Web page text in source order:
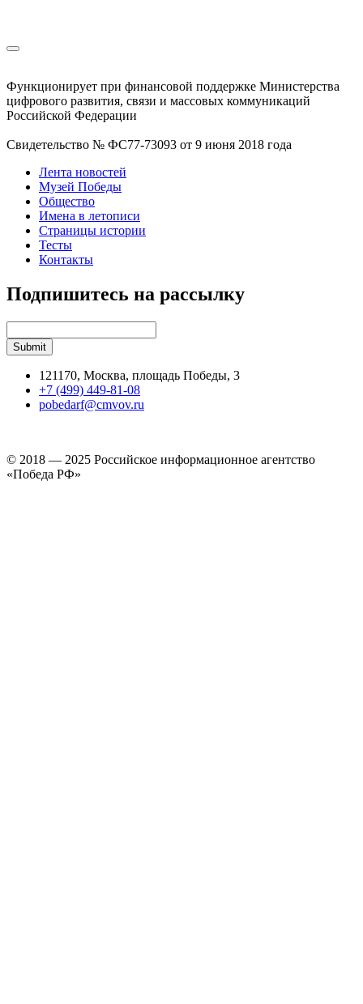
Функционирует при финансовой поддержке Министерства
цифрового развития, связи и массовых коммуникаций
Российской Федерации
Свидетельство № ФС77-73093 от 9 июня 2018 года
Лента новостей
Музей Победы
Общество
Имена в летописи
Страницы истории
Тесты
Контакты
Подпишитесь на рассылку
121170, Москва, площадь Победы, 3
+7 (499) 449-81-08
pobedarf@cmvov.ru
© 2018 — 2025 Российское информационное агентство
«Победа РФ»